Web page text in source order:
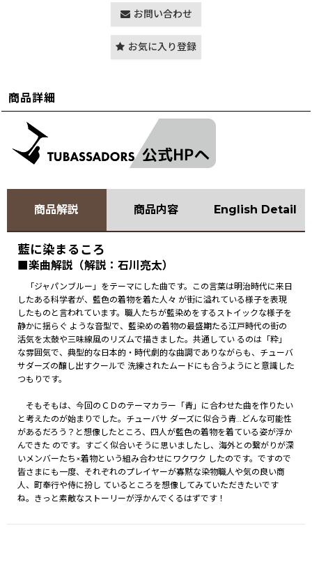
お問い合わせ
お気に入り登録
商品詳細
商品解説 商品内容 English Detail
藍に染まるころ
■楽曲解説（解説：石川亮太）
「ジャパンブルー」をテーマにした曲です。この言葉は明治時代に来日
したある科学者が、藍色の着物を着た人々 が街に溢れている様子を表現
したものと言われています。職人たちが藍染めをするストイックな様子を
静かに揺らぐ ような音型で、藍染めの着物の最盛期たる江戸時代の街の
活気を太鼓や三味線風のリズムで描きました。共通してい るのは「粋」
な雰囲気で、典型的な日本的・時代劇的な曲調でありながらも、チューバ
サダーズの醸し出すクールで 洗練されたムードにも合うようにと意識した
つもりです。
そもそもは、今回のＣＤのテーマカラー「青」に合わせた曲を作りたい
と考えたのが始まりでした。チューバサ ダーズに似合う青…どんな可能性
があるだろう？と想像したところ、四人が藍色の着物を着ている姿が浮か
んできた のです。すごく似合いそうに思いましたし、海外との繋がりが深
いメンバーたち×着物という組み合わせにワクワク したのです。ですので
皆さまにも一度、それぞれのプレイヤーが寡黙な染物職人や気の良い商
人、町奉行や侍に扮し ているところを想像してみていただきたいです
ね。きっと素敵なストーリーが浮かんでくるはずです！